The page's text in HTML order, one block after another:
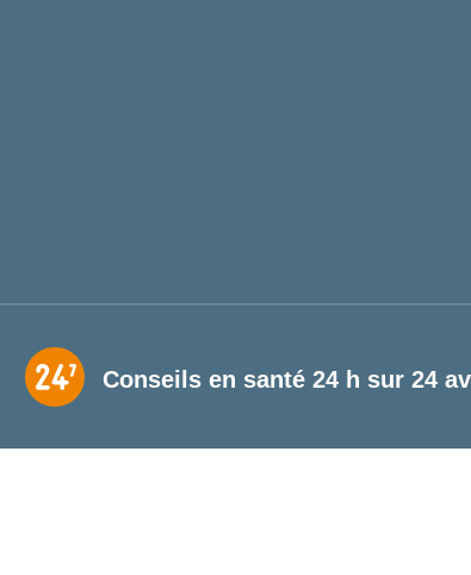
Conseils en santé 24 h sur 24